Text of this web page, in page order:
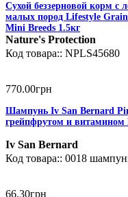
Сухой беззерновой корм с
малых пород Lifestyle
Mini Breeds 1.5кг
Nature's Protection
NPLS45680
770.00грн
Шампунь Iv San Bernard
грейпфрутом и витамином
Iv San Bernard
0018
66.30грн